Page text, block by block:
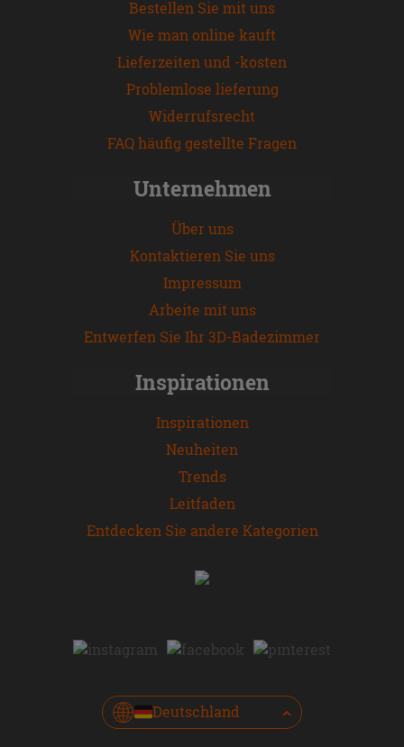
Bestellen Sie mit uns
Wie man online kauft
Lieferzeiten und -kosten
Problemlose lieferung
Widerrufsrecht
FAQ häufig gestellte Fragen
Unternehmen
Über uns
Kontaktieren Sie uns
Impressum
Arbeite mit uns
Entwerfen Sie Ihr 3D-Badezimmer
Inspirationen
Inspirationen
Neuheiten
Trends
Leitfaden
Entdecken Sie andere Kategorien
Deutschland